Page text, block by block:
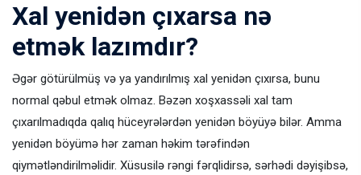
Xal yenidən çıxarsa nə
etmək lazımdır?
Əgər götürülmüş və ya yandırılmış xal yenidən çıxırsa, bunu
normal qəbul etmək olmaz. Bəzən xoşxassəli xal tam
çıxarılmadıqda qalıq hüceyrələrdən yenidən böyüyə bilər. Amma
yenidən böyümə hər zaman həkim tərəfindən
qiymətləndirilməlidir. Xüsusilə rəngi fərqlidirsə, sərhədi dəyişibsə,